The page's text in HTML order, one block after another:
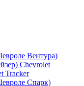
Chevrolet
Tracker